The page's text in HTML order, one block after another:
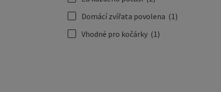
Domácí zvířata povolena (1)
Vhodné pro kočárky (1)